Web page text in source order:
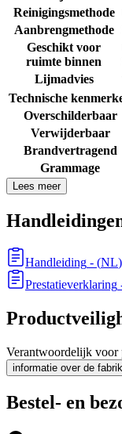
Reinigingsmethode
Aanbrengmethode
Geschikt voor
ruimte binnen
Lijmadvies
Technische
Overschilderbaar
Verwijderbaar
Brandvertragend
Grammage
Lees meer
Handleiding - (NL)
Prestatieverklaring
Verantwoordelijk voor
informatie over de
Bestel- en